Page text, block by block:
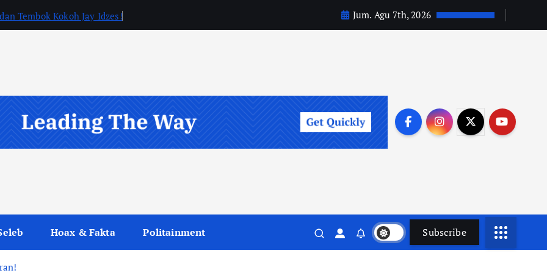
Tembok Kokoh Jay Idzes! Jum. Agu 7th, 2026
Hoax & Fakta Politainment Subscribe